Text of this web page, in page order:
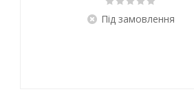
Під замовлення